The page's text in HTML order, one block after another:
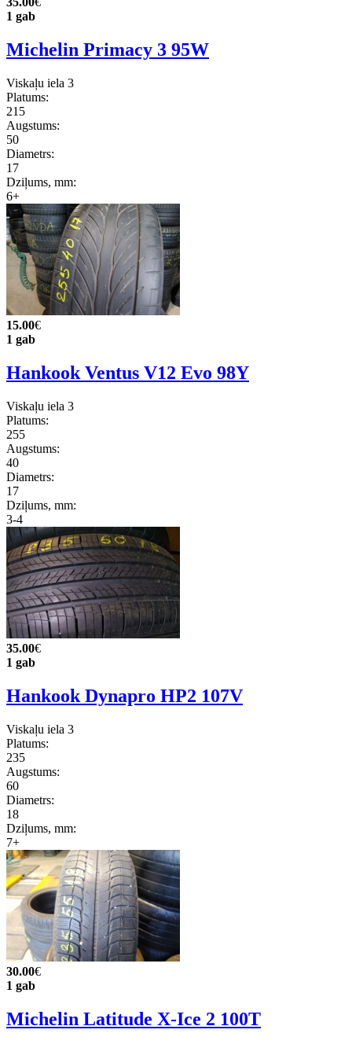
1 gab
Michelin Primacy 3 95W
Viskaļu iela 3
Platums:
215
Augstums:
50
Diametrs:
17
Dziļums, mm:
6+
15.00€
1 gab
Hankook Ventus V12 Evo 98Y
Viskaļu iela 3
Platums:
255
Augstums:
40
Diametrs:
17
Dziļums, mm:
3-4
35.00€
1 gab
Hankook Dynapro HP2 107V
Viskaļu iela 3
Platums:
235
Augstums:
60
Diametrs:
18
Dziļums, mm:
7+
30.00€
1 gab
Michelin Latitude X-Ice 2 100T